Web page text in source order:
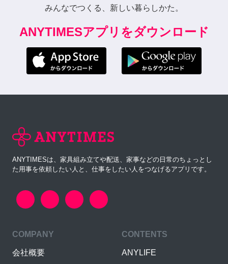
みんなでつくる、新しい暮らしかた。
ANYTIMESアプリをダウンロード
ANYTIMESは、家具組み立てや配送、家事などの日常のちょっとし
た用事を依頼したい人と、仕事をしたい人をつなげるアプリです。
COMPANY
会社概要
CONTENTS
ANYLIFE